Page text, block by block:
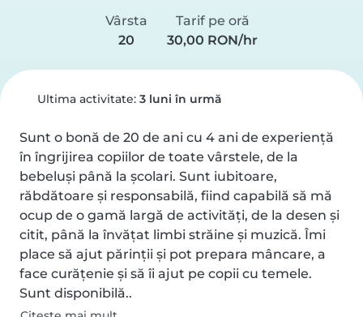
Vârsta
20
Tarif pe oră
30,00 RON/hr
Ultima activitate: 3 luni în urmă
Sunt o bonă de 20 de ani cu 4 ani de experiență
în îngrijirea copiilor de toate vârstele, de la
bebeluși până la școlari. Sunt iubitoare,
răbdătoare și responsabilă, fiind capabilă să mă
ocup de o gamă largă de activități, de la desen și
citit, până la învățat limbi străine și muzică. Îmi
place să ajut părinții și pot prepara mâncare, a
face curățenie și să îi ajut pe copii cu temele.
Sunt disponibilă..